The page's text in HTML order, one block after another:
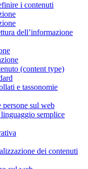
i contenuti
dell’informazione
(content type)
e tassonomie
sul web
semplice
dei contenuti